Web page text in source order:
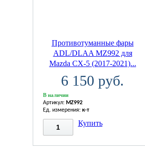
Противотуманные фары
ADL/DLAA MZ992 для
Mazda CX-5 (2017-2021)...
6 150 руб.
В наличии
Артикул: MZ992
Ед. измерения: к-т
Купить